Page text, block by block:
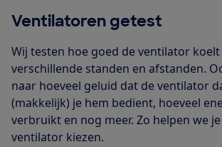
Ventilatoren getest
Wij testen hoe goed de ventilator
verschillende standen en afstanden.
naar hoeveel geluid dat de ventilator
(makkelijk) je hem bedient, hoeveel
verbruikt en nog meer. Zo helpen we
ventilator kiezen.